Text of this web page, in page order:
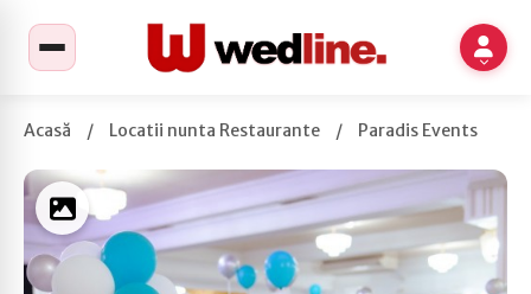
Acasă / Locatii nunta Restaurante / Paradis Events